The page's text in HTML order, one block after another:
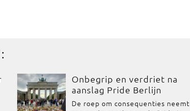
Onbegrip en verdriet na
aanslag Pride Berlijn
De roep om consequenties neemt